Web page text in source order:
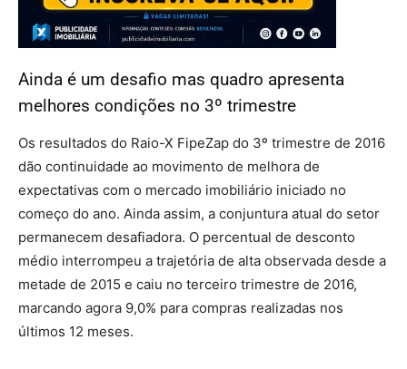
Ainda é um desafio mas quadro apresenta
melhores condições no 3º trimestre
Os resultados do Raio-X FipeZap do 3º trimestre de 2016
dão continuidade ao movimento de melhora de
expectativas com o mercado imobiliário iniciado no
começo do ano. Ainda assim, a conjuntura atual do setor
permanecem desafiadora. O percentual de desconto
médio interrompeu a trajetória de alta observada desde a
metade de 2015 e caiu no terceiro trimestre de 2016,
marcando agora 9,0% para compras realizadas nos
últimos 12 meses.